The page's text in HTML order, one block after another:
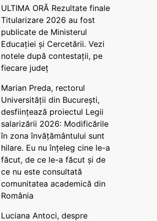
ULTIMA ORĂ Rezultate finale
Titularizare 2026 au fost
publicate de Ministerul
Educației și Cercetării. Vezi
notele după contestații, pe
fiecare județ
Marian Preda, rectorul
Universității din București,
desființează proiectul Legii
salarizării 2026: Modificările
în zona învățământului sunt
hilare. Eu nu înțeleg cine le-a
făcut, de ce le-a făcut și de
ce nu este consultată
comunitatea academică din
România
Luciana Antoci, despre